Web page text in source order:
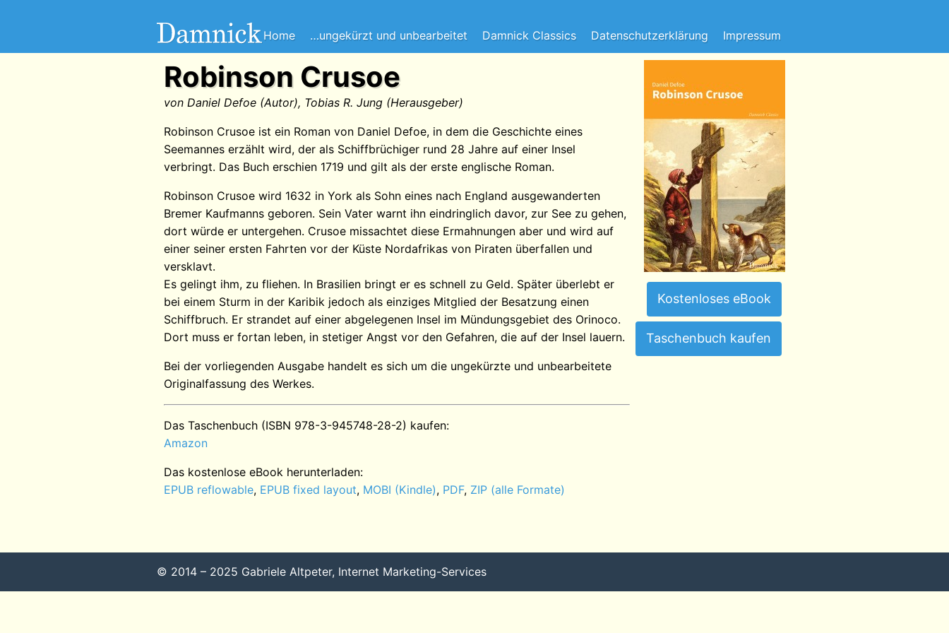
Home …ungekürzt und unbearbeitet Damnick Classics Datenschutzerklärung Impressum
Robinson Crusoe
von Daniel Defoe (Autor), Tobias R. Jung (Herausgeber)
Robinson Crusoe ist ein Roman von Daniel Defoe, in dem die Geschichte eines
Seemannes erzählt wird, der als Schiffbrüchiger rund 28 Jahre auf einer Insel
verbringt. Das Buch erschien 1719 und gilt als der erste englische Roman.
Robinson Crusoe wird 1632 in York als Sohn eines nach England ausgewanderten
Bremer Kaufmanns geboren. Sein Vater warnt ihn eindringlich davor, zur See zu gehen,
dort würde er untergehen. Crusoe missachtet diese Ermahnungen aber und wird auf
einer seiner ersten Fahrten vor der Küste Nordafrikas von Piraten überfallen und
versklavt.
Es gelingt ihm, zu fliehen. In Brasilien bringt er es schnell zu Geld. Später überlebt er
bei einem Sturm in der Karibik jedoch als einziges Mitglied der Besatzung einen
Schiffbruch. Er strandet auf einer abgelegenen Insel im Mündungsgebiet des Orinoco.
Dort muss er fortan leben, in stetiger Angst vor den Gefahren, die auf der Insel lauern.
Bei der vorliegenden Ausgabe handelt es sich um die ungekürzte und unbearbeitete
Originalfassung des Werkes.
Das Taschenbuch (ISBN 978-3-945748-28-2) kaufen:
Amazon
Das kostenlose eBook herunterladen:
EPUB reflowable, EPUB fixed layout, MOBI (Kindle), PDF, ZIP (alle Formate)
Kostenloses eBook
Taschenbuch kaufen
© 2014 – 2025 Gabriele Altpeter, Internet Marketing-Services